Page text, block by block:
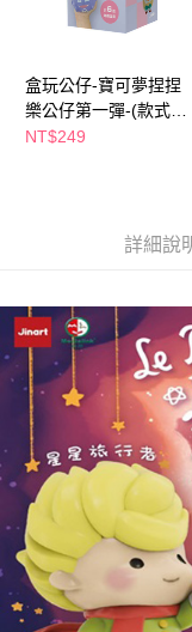
結帳頁面，進行簡訊認
２．訂單成立數日內，
３．收到繳費通知簡訊
ATM／網路銀行／等多元
※ 請注意：結帳手續完成
購買商品的店家。未經商
後付繳納相關費用。
權轉讓予恩沛科技股份有
２．關於個人資料處理事
https://aftee.tw/terms/
３．未成年的使用者請事
「AFTEE先享後付」，
任。
４．使用「AFTEE先享
時審查核予不同之上限額
請求用戶進行身份認證。
５．嚴禁一人註冊多個帳
恩沛科技股份有限公司
付款後全家取貨
每筆NT$65，滿
萊爾富取貨付款
每筆NT$65，滿
付款後7-11取貨
每筆NT$65，滿
宅配(本島)
每筆NT$100，滿
付款後寶雅門市自取(
每筆NT$80，滿
盒玩公仔-寶可夢捏捏
樂公仔第一彈-(款式隨
機出貨)
NT$249
詳細說